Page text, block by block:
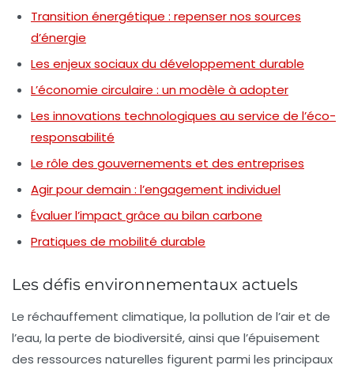
Transition énergétique : repenser nos sources
d’énergie
Les enjeux sociaux du développement durable
L’économie circulaire : un modèle à adopter
Les innovations technologiques au service de l’éco-
responsabilité
Le rôle des gouvernements et des entreprises
Agir pour demain : l’engagement individuel
Évaluer l’impact grâce au bilan carbone
Pratiques de mobilité durable
Les défis environnementaux actuels
Le réchauffement climatique, la pollution de l’air et de
l’eau, la perte de biodiversité, ainsi que l’épuisement
des ressources naturelles figurent parmi les principaux